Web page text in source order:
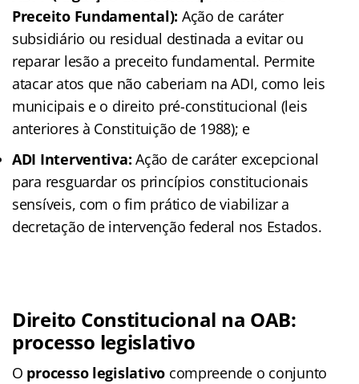
Preceito Fundamental): Ação de caráter
subsidiário ou residual destinada a evitar ou
reparar lesão a preceito fundamental. Permite
atacar atos que não caberiam na ADI, como leis
municipais e o direito pré-constitucional (leis
anteriores à Constituição de 1988); e
ADI Interventiva: Ação de caráter excepcional
para resguardar os princípios constitucionais
sensíveis, com o fim prático de viabilizar a
decretação de intervenção federal nos Estados.
Direito Constitucional na OAB:
processo legislativo
O processo legislativo compreende o conjunto